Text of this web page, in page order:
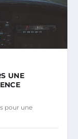
UNE
pour une